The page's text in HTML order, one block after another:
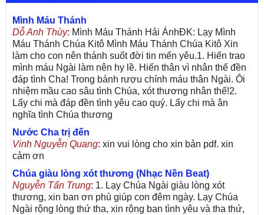
Mình Máu Thánh
Dỗ Anh Thùy: Mình Máu Thánh Hải ÁnhĐK: Lạy Mình
Máu Thánh Chúa Kitô Mình Máu Thánh Chúa Kitô Xin
làm cho con nên thánh suốt đời tin mến yêu.1. Hiến trao
mình máu Ngài làm nên hy lề. Hiến thân vì nhân thế đền
đáp tình Cha! Trong bánh rượu chính máu thân Ngài. Ôi
nhiệm mầu cao sâu tình Chúa, xót thương nhân thế!2.
Lấy chi mà đáp đền tình yêu cao quý. Lấy chi mà ân
nghĩa tình Chúa thương
Nước Cha trị đến
Vinh Nguyễn Quang: xin vui lòng cho xin bản pdf. xin
cảm ơn
Chúa giàu lòng xót thương (Nhạc Nền Beat)
Nguyễn Tấn Trung: 1. Lạy Chúa Ngài giàu lòng xót
thương, xin ban ơn phù giúp con đêm ngày. Lạy Chúa
Ngài rộng lòng thứ tha, xin rộng ban tình yêu và tha thứ,